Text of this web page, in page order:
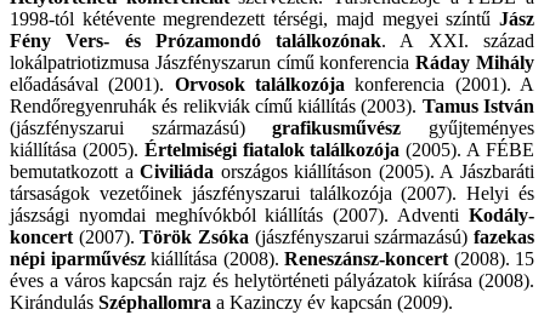
1998-tól kétévente megrendezett térségi, majd megyei színtű Jász
Fény Vers- és Prózamondó találkozónak. A XXI. század
lokálpatriotizmusa Jászfényszarun című konferenciaRáday Mihály
előadásával (2001). Orvosok találkozója konferencia (2001). A
Rendőregyenruhák és relikviák című kiállítás (2003). Tamus István
(jászfényszarui származású)grafikusművész gyűjteményes
kiállítása (2005). Értelmiségi fiatalok találkozója (2005). A FÉBE
bemutatkozott aCiviliáda országos kiállításon (2005). A Jászbaráti
társaságok vezetőinek jászfényszarui találkozója (2007). Helyi és
jászsági nyomdai meghívókból kiállítás (2007). Adventi Kodály-
koncert (2007).Török Zsóka (jászfényszarui származású)fazekas
népi iparművészkiállítása (2008). Reneszánsz-koncert (2008). 15
éves a város kapcsán rajz és helytörténeti pályázatok kiírása (2008).
Kirándulás Széphallomra a Kazinczy év kapcsán (2009).